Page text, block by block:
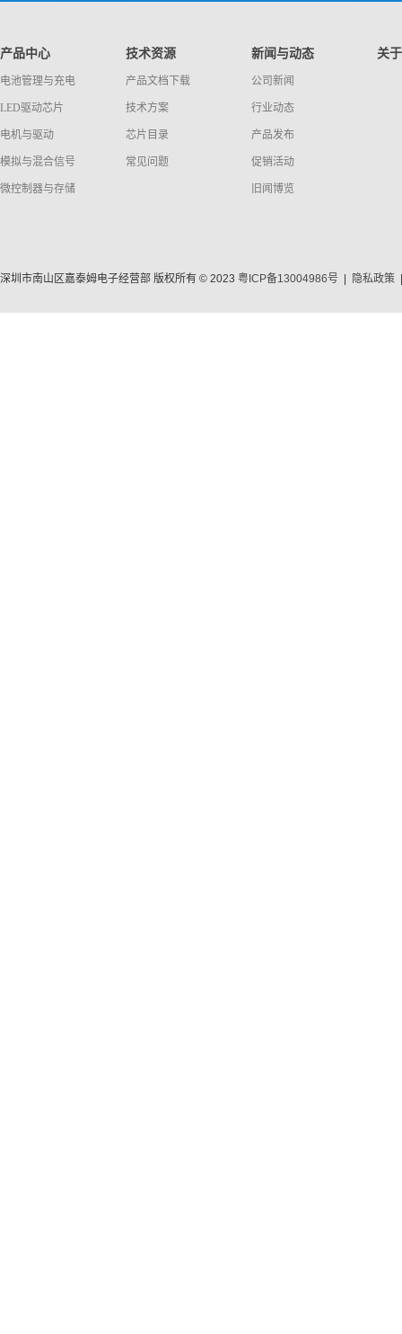
产品中心
电池管理与充电
LED驱动芯片
电机与驱动
模拟与混合信号
微控制器与存储
技术资源
产品文档下载
技术方案
芯片目录
常见问题
新闻与动态
公司新闻
行业动态
产品发布
促销活动
旧闻博览
关
深圳市南山区嘉泰姆电子经营部 版权所有 © 2023 粤ICP备13004986号 隐私政策